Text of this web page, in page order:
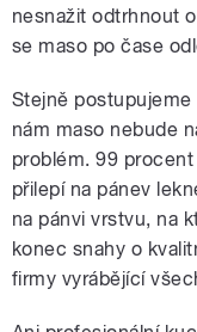
nesnažit odtrhnout
se maso po čase
Stejně
nám maso nebude
problém. 99
přilepí na pánev
na pánvi vrstvu, na
konec snahy o
firmy vyrábějící